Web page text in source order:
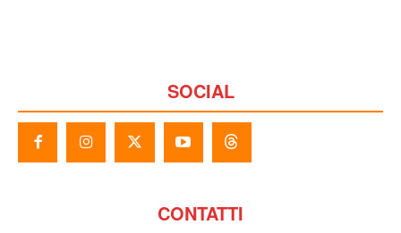
SOCIAL
CONTATTI